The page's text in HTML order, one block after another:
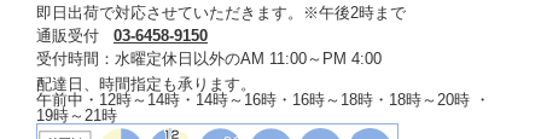
即日出荷で対応させていただきます。※午後2時まで
通販受付 03-6458-9150
受付時間：水曜定休日以外のAM 11:00～PM 4:00
配達日、時間指定も承ります。
午前中・12時～14時・14時～16時・16時～18時・18時～20時 ・
19時～21時